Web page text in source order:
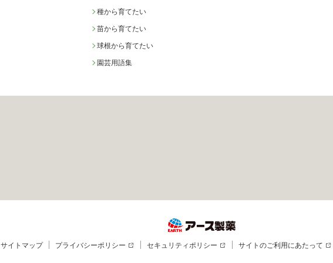
種から育てたい
苗から育てたい
球根から育てたい
園芸用語集
サイトマップ プライバシーポリシー セキュリティポリシー サイトのご利用にあたって